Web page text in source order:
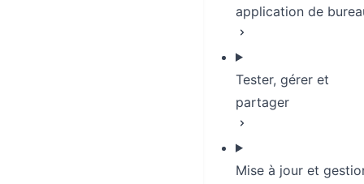
application de
Tester, gérer et
partager
Mise à jour et